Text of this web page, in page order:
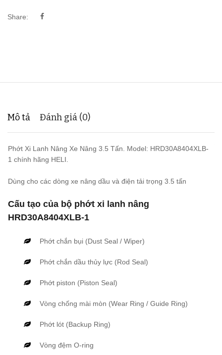
Share:
Mô tả Đánh giá (0)
Phớt Xi Lanh Nâng Xe Nâng 3.5 Tấn. Model: HRD30A8404XLB-
1 chính hãng HELI.
Dùng cho các dòng xe nâng dầu và điện tải trọng 3.5 tấn
Cấu tạo của bộ phớt xi lanh nâng
HRD30A8404XLB-1
Phớt chắn bụi (Dust Seal / Wiper)
Phớt chắn dầu thủy lực (Rod Seal)
Phớt piston (Piston Seal)
Vòng chống mài mòn (Wear Ring / Guide Ring)
Phớt lót (Backup Ring)
Vòng đệm O-ring